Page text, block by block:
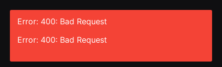
Error: 400: Bad Request
Error: 400: Bad Request